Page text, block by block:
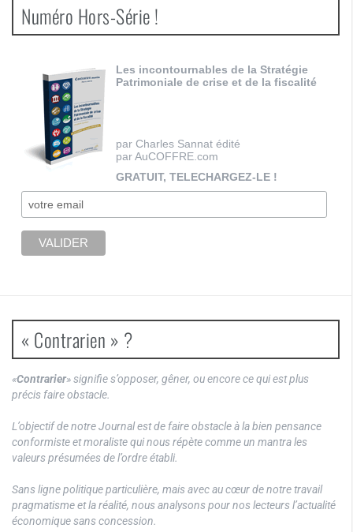
Numéro Hors-Série !
Les incontournables de la Stratégie
Patrimoniale de crise et de la fiscalité
par Charles Sannat édité
par AuCOFFRE.com
GRATUIT, TELECHARGEZ-LE !
« Contrarien » ?
«Contrarier» signifie s’opposer, gêner, ou encore ce qui est plus
précis faire obstacle.
L’objectif de notre Journal est de faire obstacle à la bien pensance
conformiste et moraliste qui nous répète comme un mantra les
valeurs présumées de l’ordre établi.
Sans ligne politique particulière, mais avec au cœur de notre travail
pragmatisme et la réalité, nous analysons pour nos lecteurs l’actualité
économique sans concession.